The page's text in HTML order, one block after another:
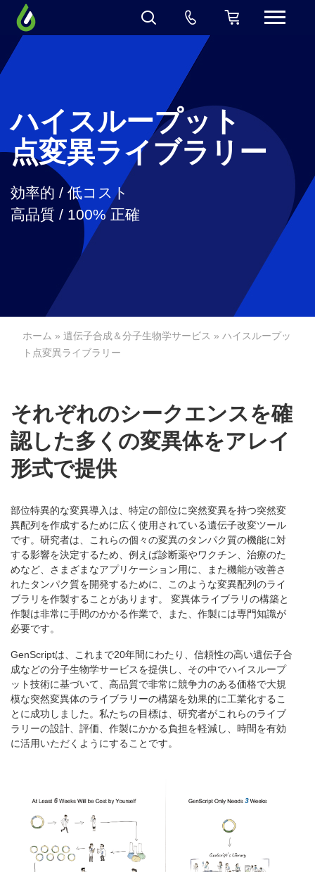
ハイスループット
点変異ライブラリー
効率的 / 低コスト
高品質 / 100% 正確
ホーム »遺伝子合成＆分子生物学サービス » ハイスループッ
ト点変異ライブラリー
それぞれのシークエンスを確
認した多くの変異体をアレイ
形式で提供
部位特異的な変異導入は、特定の部位に突然変異を持つ突然変
異配列を作成するために広く使用されている遺伝子改変ツール
です。研究者は、これらの個々の変異のタンパク質の機能に対
する影響を決定するため、例えば診断薬やワクチン、治療のた
めなど、さまざまなアプリケーション用に、また機能が改善さ
れたタンパク質を開発するために、このような変異配列のライ
ブラリを作製することがあります。 変異体ライブラリの構築と
作製は非常に手間のかかる作業で、また、作製には専門知識が
必要です。
GenScriptは、これまで20年間にわたり、信頼性の高い遺伝子合
成などの分子生物学サービスを提供し、その中でハイスループ
ット技術に基づいて、高品質で非常に競争力のある価格で大規
模な突然変異体のライブラリーの構築を効果的に工業化するこ
とに成功しました。私たちの目標は、研究者がこれらのライブ
ラリーの設計、評価、作製にかかる負担を軽減し、時間を有効
に活用いただくようにすることです。